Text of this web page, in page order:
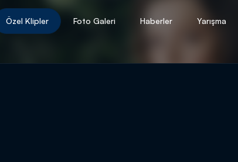
Özel Klipler Foto Galeri Haberler Yarışma